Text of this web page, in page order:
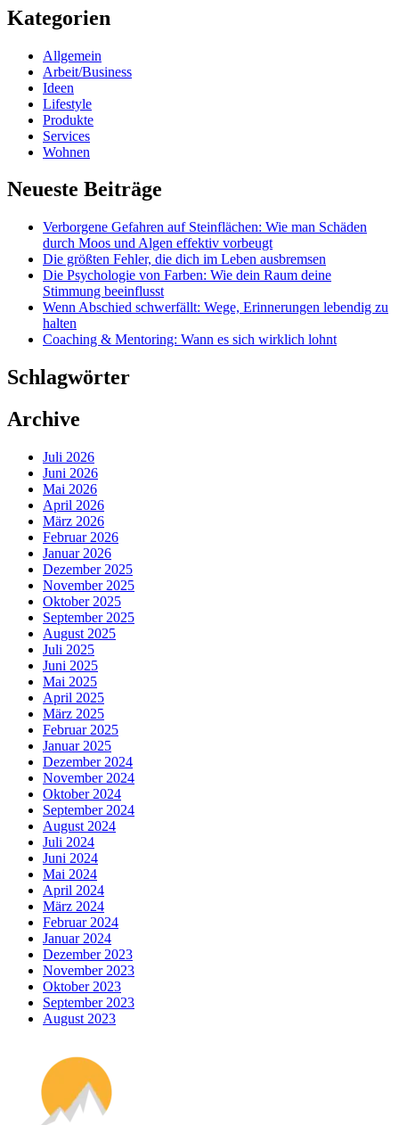
Kategorien
Allgemein
Arbeit/Business
Ideen
Lifestyle
Produkte
Services
Wohnen
Neueste Beiträge
Verborgene Gefahren auf Steinflächen: Wie man Schäden
durch Moos und Algen effektiv vorbeugt
Die größten Fehler, die dich im Leben ausbremsen
Die Psychologie von Farben: Wie dein Raum deine
Stimmung beeinflusst
Wenn Abschied schwerfällt: Wege, Erinnerungen lebendig zu
halten
Coaching & Mentoring: Wann es sich wirklich lohnt
Schlagwörter
Archive
Juli 2026
Juni 2026
Mai 2026
April 2026
März 2026
Februar 2026
Januar 2026
Dezember 2025
November 2025
Oktober 2025
September 2025
August 2025
Juli 2025
Juni 2025
Mai 2025
April 2025
März 2025
Februar 2025
Januar 2025
Dezember 2024
November 2024
Oktober 2024
September 2024
August 2024
Juli 2024
Juni 2024
Mai 2024
April 2024
März 2024
Februar 2024
Januar 2024
Dezember 2023
November 2023
Oktober 2023
September 2023
August 2023